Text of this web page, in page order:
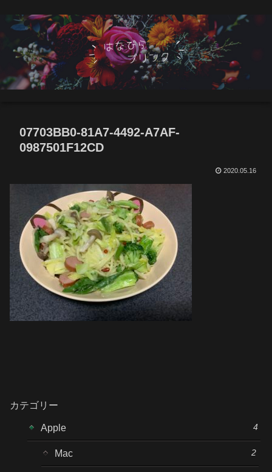
07703BB0-81A7-4492-A7AF-
0987501F12CD
2020.05.16
カテゴリー
Apple 4
Mac 2